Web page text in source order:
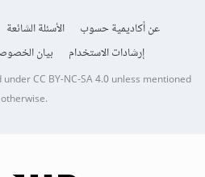
عن أكاديمية حسوب الأسئلة الشائعة
إرشادات الاستخدام
بيان
underCC BY-NC-SA 4.0unless mentioned
otherwise.